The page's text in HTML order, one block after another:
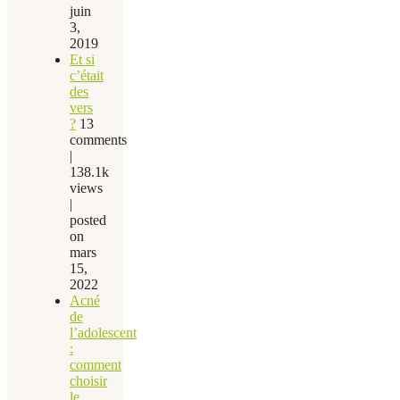
juin
3,
2019
Et si
c’était
des
vers
? 13
comments
|
138.1k
views
|
posted
on
mars
15,
2022
Acné
de
l’adolescent
:
comment
choisir
le